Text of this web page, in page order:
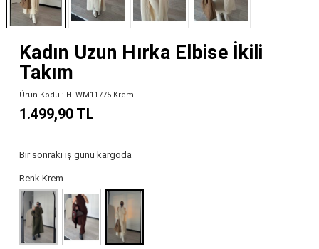
Kadın Uzun Hırka Elbise İkili
Takım
Ürün Kodu : HLWM11775-Krem
1.499,90 TL
Bir sonraki iş günü kargoda
Renk Krem